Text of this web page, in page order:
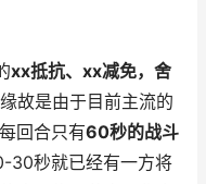
xx抵抗、xx减免，舍
故是由于目前主流的
回合只有60秒的战斗
30秒就已经有一方将